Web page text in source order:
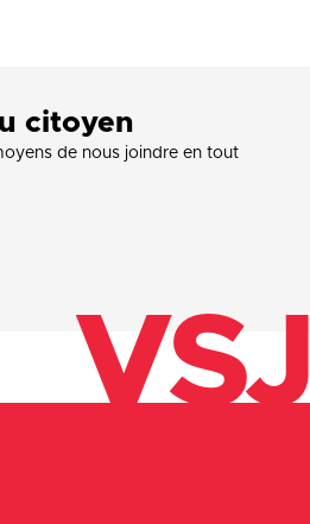
citoyen
de nous joindre en tout
VSJ